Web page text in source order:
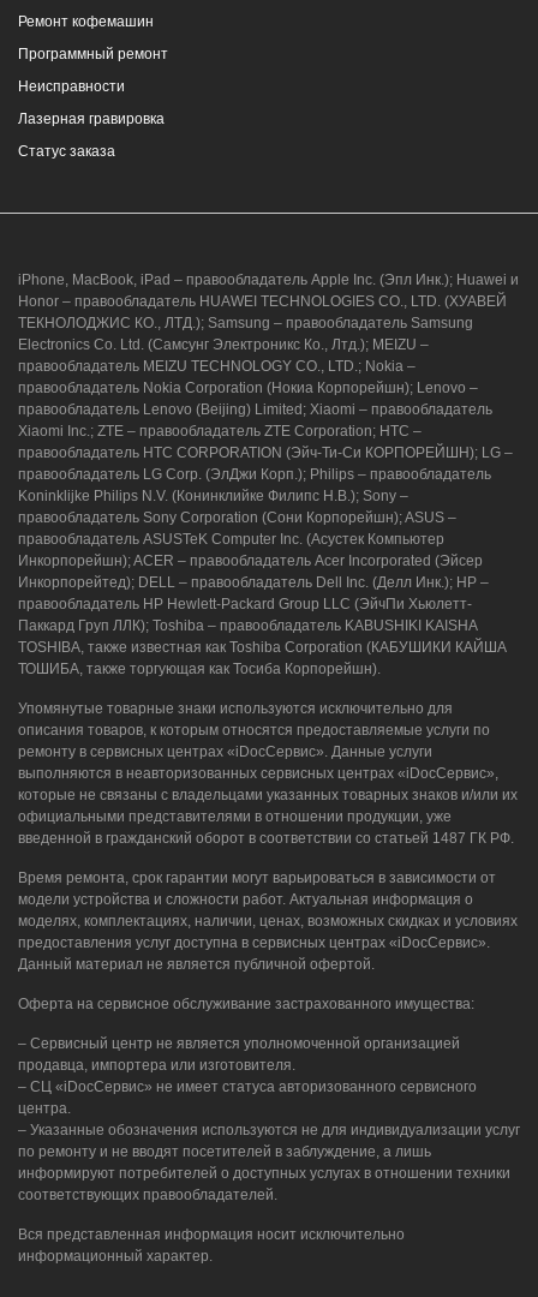
Ремонт кофемашин
Программный ремонт
Неисправности
Лазерная гравировка
Статус заказа
iPhone, MacBook, iPad – правообладатель Apple Inc. (Эпл Инк.); Huawei и
Honor – правообладатель HUAWEI TECHNOLOGIES CO., LTD. (ХУАВЕЙ
ТЕКНОЛОДЖИС КО., ЛТД.); Samsung – правообладатель Samsung
Electronics Co. Ltd. (Самсунг Электроникс Ко., Лтд.); MEIZU –
правообладатель MEIZU TECHNOLOGY CO., LTD.; Nokia –
правообладатель Nokia Corporation (Нокиа Корпорейшн); Lenovo –
правообладатель Lenovo (Beijing) Limited; Xiaomi – правообладатель
Xiaomi Inc.; ZTE – правообладатель ZTE Corporation; HTC –
правообладатель HTC CORPORATION (Эйч-Ти-Си КОРПОРЕЙШН); LG –
правообладатель LG Corp. (ЭлДжи Корп.); Philips – правообладатель
Koninklijke Philips N.V. (Конинклийке Филипс Н.В.); Sony –
правообладатель Sony Corporation (Сони Корпорейшн); ASUS –
правообладатель ASUSTeK Computer Inc. (Асустек Компьютер
Инкорпорейшн); ACER – правообладатель Acer Incorporated (Эйсер
Инкорпорейтед); DELL – правообладатель Dell Inc. (Делл Инк.); HP –
правообладатель HP Hewlett-Packard Group LLC (ЭйчПи Хьюлетт-
Паккард Груп ЛЛК); Toshiba – правообладатель KABUSHIKI KAISHA
TOSHIBA, также известная как Toshiba Corporation (КАБУШИКИ КАЙША
ТОШИБА, также торгующая как Тосиба Корпорейшн).
Упомянутые товарные знаки используются исключительно для
описания товаров, к которым относятся предоставляемые услуги по
ремонту в сервисных центрах «iDocСервис». Данные услуги
выполняются в неавторизованных сервисных центрах «iDocСервис»,
которые не связаны с владельцами указанных товарных знаков и/или их
официальными представителями в отношении продукции, уже
введенной в гражданский оборот в соответствии со статьей 1487 ГК РФ.
Время ремонта, срок гарантии могут варьироваться в зависимости от
модели устройства и сложности работ. Актуальная информация о
моделях, комплектациях, наличии, ценах, возможных скидках и условиях
предоставления услуг доступна в сервисных центрах «iDocСервис».
Данный материал не является публичной офертой.
Оферта на сервисное обслуживание застрахованного имущества:
– Сервисный центр не является уполномоченной организацией
продавца, импортера или изготовителя.
– СЦ «iDocСервис» не имеет статуса авторизованного сервисного
центра.
– Указанные обозначения используются не для индивидуализации услуг
по ремонту и не вводят посетителей в заблуждение, а лишь
информируют потребителей о доступных услугах в отношении техники
соответствующих правообладателей.
Вся представленная информация носит исключительно
информационный характер.